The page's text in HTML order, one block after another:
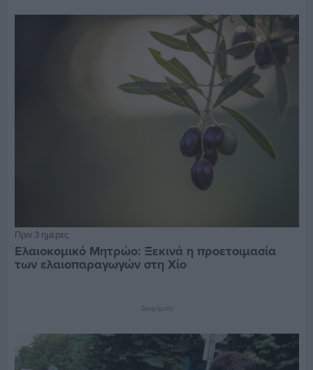
Πριν 3 ημέρες
Ελαιοκομικό Μητρώο: Ξεκινά η προετοιμασία
των ελαιοπαραγωγών στη Χίο
Διαφήμιση